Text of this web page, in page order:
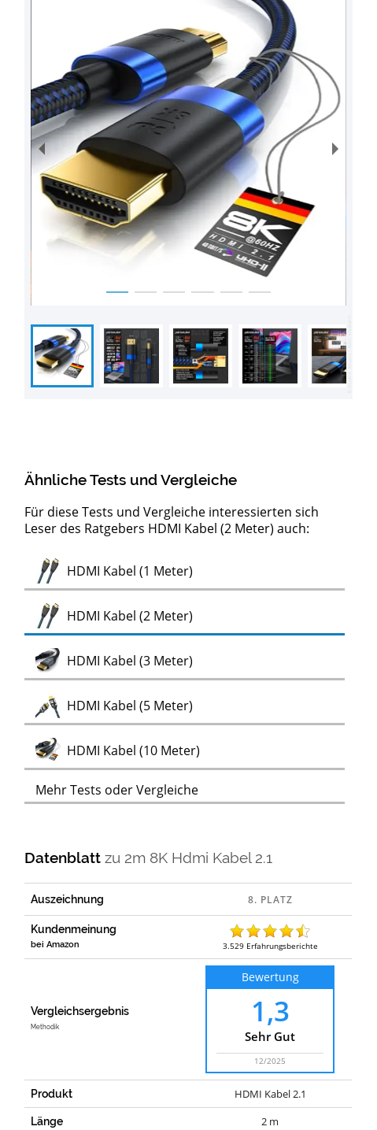
Ähnliche Tests und Vergleiche
Für diese Tests und Vergleiche interessierten sich
Leser des Ratgebers HDMI Kabel (2 Meter) auch:
HDMI Kabel (1 Meter)
HDMI Kabel (2 Meter)
HDMI Kabel (3 Meter)
HDMI Kabel (5 Meter)
HDMI Kabel (10 Meter)
HDMI Kabel 2.1 (Ultra High Speed)
Next Gen Konsolen HDMI Kabel
HDMI Glasfaser KabelTest
Mehr Tests oder Vergleiche
Datenblattzu 2m 8K Hdmi Kabel 2.1
Auszeichnung
Kundenmeinung
bei Amazon 3.529 Erfahrungsberichte
Vergleichsergebnis
Methodik
Bewertung
1,3
Sehr Gut
12/2025
Produkt HDMI Kabel 2.1
Länge 2 m